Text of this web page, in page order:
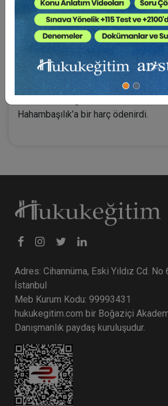
kendi dini kurumlarına bırakılmıştı.
birliğinde kadın eşin ailesi
getirirler, bu para veya malvarlığı
ve yararlanma hakkı erkek eşte
evlilik birliğine getirilen malvarlığı
Hahambaşılığa bildirilir, Ketuba
Hahambaşılık’a bir harç ödenirdi.
Adres: Cihannüma, Eski Yıldız Cd.
İstanbul
Meb Kurum Kodu: 99993431
hukukegitim.com bir Boğaziçi
Danışmanlık paydaş kuruluşudur.